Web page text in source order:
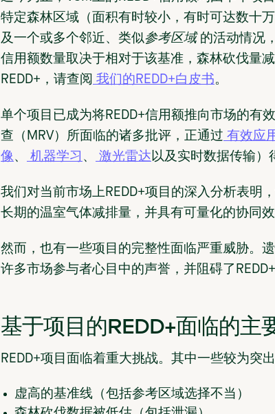
特定森林区域（面积有时较小，有时可达数十
及一个或多个邻近、类似参考区域 的活动情况
信用额数量取决于相对于该基准，森林砍伐量
REDD+，请查阅 我们的REDD+白皮书。
单个项目已成为将REDD+信用额推向市场的有
查（MRV）所面临的诸多批评，正通过 有效应
像、 机器学习 、 激光雷达以及实时数据传输）
我们对当前市场上REDD+项目的深入分析表明
长期的温室气体减排量，并具有可量化的协同效
然而，也有一些项目的完整性面临严重威胁。
许多市场参与者心目中的声誉，并阻碍了
基于项目的REDD+面临的主
REDD+项目面临着重大挑战。其中一些较为突
虚高的基准线（包括参考区域选择不当）